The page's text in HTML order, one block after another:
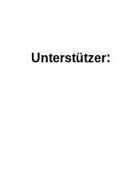
Unterstützer: